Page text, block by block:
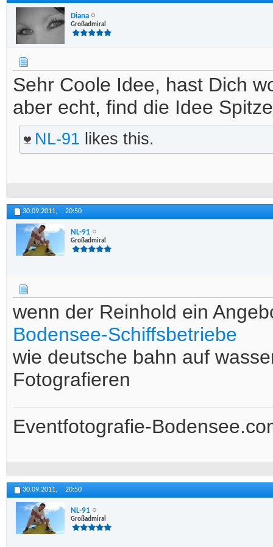
Diana
Großadmiral
Sehr Coole Idee, hast Dich
aber echt, find die Idee
NL-91 likes this.
30.09.2011, 20:50
NL-91
Großadmiral
wenn der Reinhold ein
Bodensee-Schiffsbetriebe
wie deutsche bahn auf
Fotografieren
Eventfotografie-
30.09.2011, 20:50
NL-91
Großadmiral